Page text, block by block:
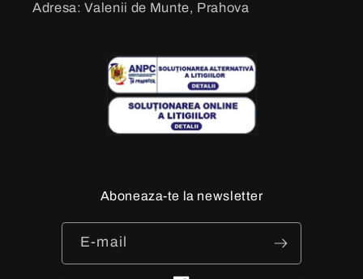
Adresa: Valenii de Munte, Prahova
Aboneaza-te la newsletter
E-mail